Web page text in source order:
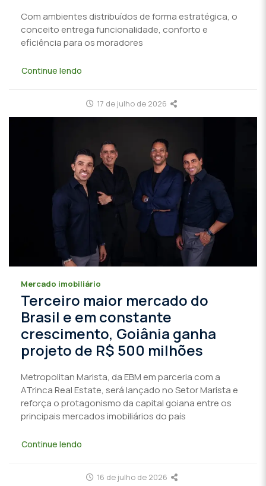
Com ambientes distribuídos de forma estratégica, o
conceito entrega funcionalidade, conforto e
eficiência para os moradores
Continue lendo
17 de julho de 2026
Mercado imobiliário
Terceiro maior mercado do
Brasil e em constante
crescimento, Goiânia ganha
projeto de R$ 500 milhões
Metropolitan Marista, da EBM em parceria com a
ATrinca Real Estate, será lançado no Setor Marista e
reforça o protagonismo da capital goiana entre os
principais mercados imobiliários do país
Continue lendo
16 de julho de 2026